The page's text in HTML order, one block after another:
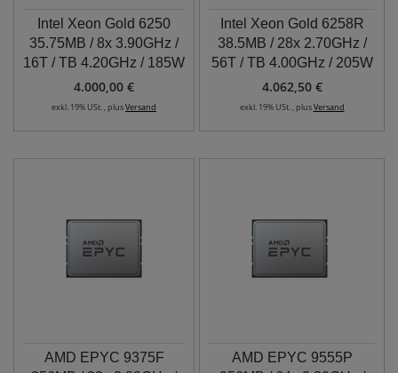
Intel Xeon Gold 6250
35.75MB / 8x 3.90GHz /
16T / TB 4.20GHz / 185W
4.000,00 €
exkl. 19% USt. , plusVersand
Intel Xeon Gold 6258R
38.5MB / 28x 2.70GHz /
56T / TB 4.00GHz / 205W
4.062,50 €
exkl. 19% USt. , plusVersand
AMD EPYC 9375F
AMD EPYC 9555P